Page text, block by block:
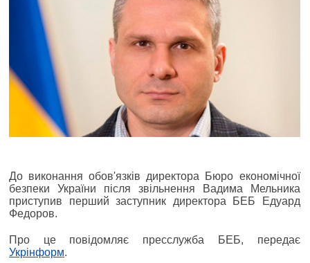
До виконання обов'язків директора Бюро економічної
безпеки України після звільнення Вадима Мельника
приступив перший заступник директора БЕБ Едуард
Федоров.
Про це повідомляє пресслужба БЕБ, передає
Укрінформ.